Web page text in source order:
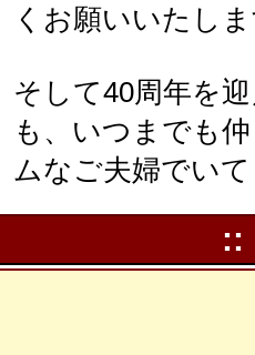
くお願いいたし
そして40周年を
も、いつまでも
ムなご夫婦でい
::